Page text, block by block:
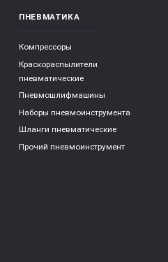
ПНЕВМАТИКА
Компрессоры
Краскораспылители
пневматические
Пневмошлифмашины
Наборы пневмоинструмента
Шланги пневматические
Прочий пневмоинструмент